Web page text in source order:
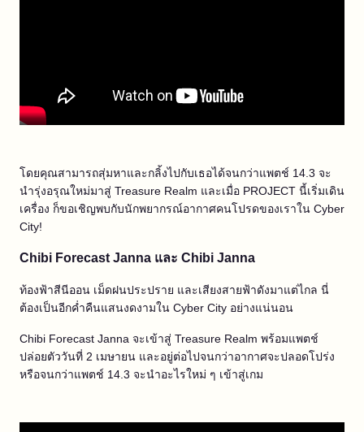
โดยคุณสามารถสุ่มหาและกลิ้งไปกับเธอได้จนกว่าแพตช์ 14.3 จะ
นำรุ่งอรุณใหม่มาสู่ Treasure Realm และเมื่อ PROJECT นี้เริ่มเดิน
เครื่อง ก็ขอเชิญพบกับนักพยากรณ์อากาศคนโปรดของเราใน Cyber
City!
Chibi Forecast Janna และ Chibi Janna
ท้องฟ้าสีนีออน เม็ดฝนประปราย และเสียงสายฟ้าดังมาแต่ไกล นี่
ต้องเป็นอีกค่ำคืนแสนงดงามใน Cyber City อย่างแน่นอน
Chibi Forecast Janna จะเข้าสู่ Treasure Realm พร้อมแพตช์
ปล่อยตัววันที่ 2 เมษายน และอยู่ต่อไปจนกว่าอากาศจะปลอดโปร่ง
หรือจนกว่าแพตช์ 14.3 จะนำอะไรใหม่ ๆ เข้าสู่เกม